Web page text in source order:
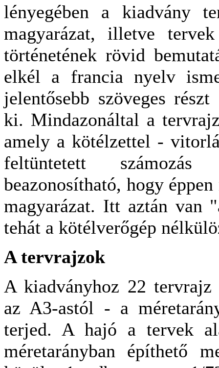
lényegében a kiadvány
magyarázat, illetve
történetének rövid
elkél a francia nyelv
jelentősebb szöveges
ki. Mindazonáltal a
amely a kötélzettel -
feltüntetett
beazonosítható, hogy
magyarázat. Itt aztán van
tehát a kötélverőgép
A tervrajzok
A kiadványhoz 22 tervrajz
az A3-astól - a
terjed. A hajó a tervek
méretarányban építhető